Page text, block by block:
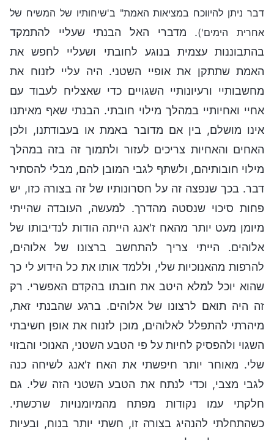
דבר ניתן להיווכח במציאות האמת" ב'שיחותיו של המשיח של
אחרית הימים'). מדברי האל הבנתי שעליי להתמקד
בהתבוננות עצמית בנוגע לחובתי ושעליי לחפש את
האמת שתתקן את אופיי השטני. היה עליי לזנוח את
מחשבותיי ורעיונותיי השגויים כדי שאצליח לעבוד עם
אחיי ואחיותיי במהלך מילוי חובתי. הבנתי שאף מאיתנו
אינו מושלם, בין אם מדובר באמת או בעבודתנו, ולכן
האחים והאחיות צריכים לעזור ולתמוך זה בזה במהלך
מילוי חובותיהם, ולשתף לגבי המובן להם, מבלי להסתיר
דבר. בכך שנפצה זה על חסרונותיו של זה בצורה כזו, יש
פחות סיכוי שנסטה מהדרך. למעשה, העובדה שהייתי
מיומן מעט יותר מהאח ז'אנג הייתה הודות לנדיבותו של
אלוהים. הייתי צריך להתחשב ברצונו של אלוהים,
להרפות מהאנוכיות שלי, וללמד אותו את כל הידוע לי כך
שהוא יוכל למלא היטב את חובתו בהקדם האפשרי. רק
זה היה תואם לרצונו של אלוהים. ברגע שהבנתי זאת,
מיהרתי להתפלל לאלוהים, מוכן לזנוח את אופן חשיבתי
השגוי ולהפסיק לחיות על פי הטבע השטני, האנוכי והבזוי
שלי. מאוחר יותר חיפשתי את האח ז'אנג לשיחה כנה
לגבי מצבי, וכדי לנתח את הטבע השטני הזה שלי. גם
חלקתי עמו נקודות מפתח מהמיומנויות שרכשתי.
כשהתחלתי להנהיג בצורה זו, חשתי יותר בנוח, ובעיות